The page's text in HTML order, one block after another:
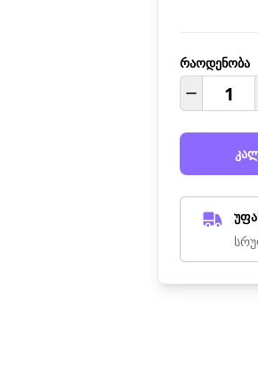
რაოდენობა